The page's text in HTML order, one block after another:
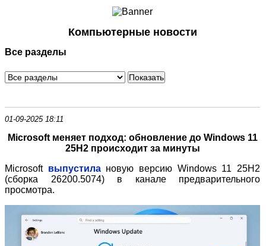
Смартфоны
Периферия
Программное обеспечение
Компьютерные новости
Все разделы
01-09-2025 18:11
Microsoft меняет подход: обновление до Windows 11
25H2 происходит за минуты
Microsoft выпустилановую версию Windows 11 25H2
(сборка 26200.5074) в канале предварительного
просмотра.